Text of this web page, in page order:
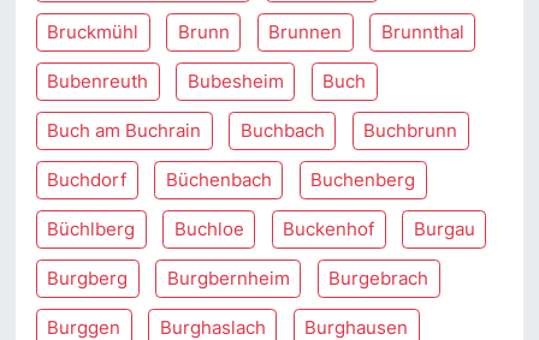
Bruckmühl Brunn Brunnen Brunnthal
Bubenreuth Bubesheim Buch
Buch am Buchrain Buchbach Buchbrunn
Buchdorf Büchenbach Buchenberg
Büchlberg Buchloe Buckenhof Burgau
Burgberg Burgbernheim Burgebrach
Burggen Burghaslach Burghausen